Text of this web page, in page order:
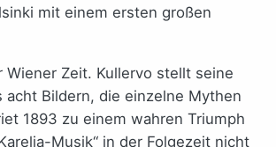
mit einem ersten großen
Zeit. Kullervo stellt seine
Bildern, die einzelne Mythen
1893 zu einem wahren Triumph
Musik“ in der Folgezeit nicht